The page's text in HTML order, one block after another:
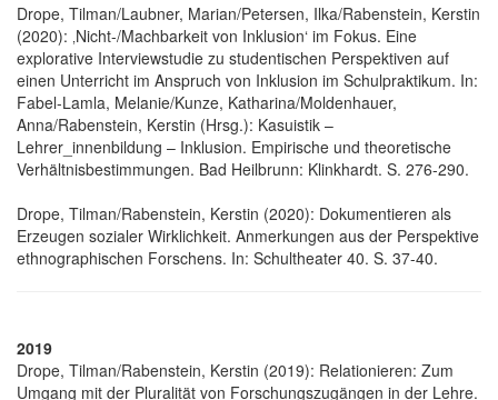
Drope, Tilman/Laubner, Marian/Petersen, Ilka/Rabenstein, Kerstin
(2020): ‚Nicht-/Machbarkeit von Inklusion‘ im Fokus. Eine
explorative Interviewstudie zu studentischen Perspektiven auf
einen Unterricht im Anspruch von Inklusion im Schulpraktikum. In:
Fabel-Lamla, Melanie/Kunze, Katharina/Moldenhauer,
Anna/Rabenstein, Kerstin (Hrsg.): Kasuistik –
Lehrer_innenbildung – Inklusion. Empirische und theoretische
Verhältnisbestimmungen. Bad Heilbrunn: Klinkhardt. S. 276-290.
Drope, Tilman/Rabenstein, Kerstin (2020): Dokumentieren als
Erzeugen sozialer Wirklichkeit. Anmerkungen aus der Perspektive
ethnographischen Forschens. In: Schultheater 40. S. 37-40.
2019
Drope, Tilman/Rabenstein, Kerstin (2019): Relationieren: Zum
Umgang mit der Pluralität von Forschungszugängen in der Lehre.